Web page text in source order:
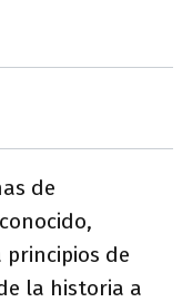
de
de
la historia a